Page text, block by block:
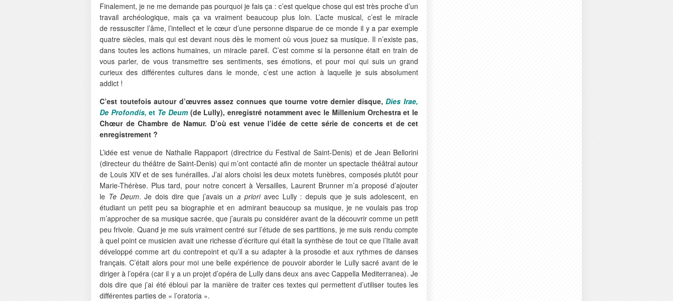
Finalement, je ne me demande pas pourquoi je fais ça : c’est quelque chose qui est très proche d’un
travail archéologique, mais ça va vraiment beaucoup plus loin. L’acte musical, c’est le miracle
de ressusciter l’âme, l’intellect et le cœur d’une personne disparue de ce monde il y a par exemple
quatre siècles, mais qui est devant nous dès le moment où vous jouez sa musique. Il n’existe pas,
dans toutes les actions humaines, un miracle pareil. C’est comme si la personne était en train de
vous parler, de vous transmettre ses sentiments, ses émotions, et pour moi qui suis un grand
curieux des différentes cultures dans le monde, c’est une action à laquelle je suis absolument
addict !
C’est toutefois autour d’œuvres assez connues que tourne votre dernier disque,Dies Irae,
De Profondis,et Te Deum (de Lully),enregistré notamment avec le Millenium Orchestra et le
Chœur de Chambre de Namur. D’où est venue l’idée de cette série de concerts et de cet
enregistrement ?
L’idée est venue de Nathalie Rappaport (directrice du Festival de Saint-Denis) et de Jean Bellorini
(directeur du théâtre de Saint-Denis) qui m’ont contacté afin de monter un spectacle théâtral autour
de Louis XIV et de ses funérailles. J’ai alors choisi les deux motets funèbres, composés plutôt pour
Marie-Thérèse. Plus tard, pour notre concert à Versailles, Laurent Brunner m’a proposé d’ajouter
le Te Deum. Je dois dire que j’avais una prioriavec Lully : depuis que je suis adolescent, en
étudiant un petit peu sa biographie et en admirant beaucoup sa musique, je ne voulais pas trop
m’approcher de sa musique sacrée, que j’aurais pu considérer avant de la découvrir comme un petit
peu frivole. Quand je me suis vraiment centré sur l’étude de ses partitions, je me suis rendu compte
à quel point ce musicien avait une richesse d’écriture qui était la synthèse de tout ce que l’Italie avait
développé comme art du contrepoint et qu’il a su adapter à la prosodie et aux rythmes de danses
français. C’était alors pour moi une belle expérience de pouvoir aborder le Lully sacré avant de le
diriger à l’opéra (car il y a un projet d’opéra de Lully dans deux ans avec Cappella Mediterranea). Je
dois dire que j’ai été ébloui par la manière de traiter ces textes qui permettent d’utiliser toutes les
différentes parties de « l’oratoria ».